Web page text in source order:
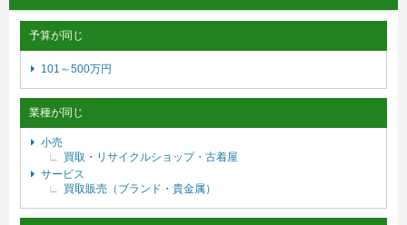
予算が同じ
101～500万円
業種が同じ
小売
買取・リサイクルショップ・古着屋
サービス
買取販売（ブランド・貴金属）